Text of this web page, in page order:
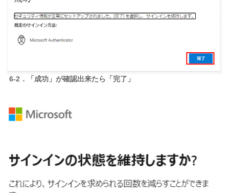
6-2．「成功」が確認出来たら「完了」